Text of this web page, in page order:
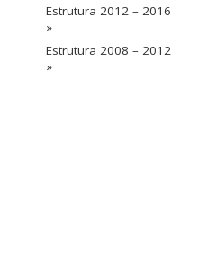
Estrutura 2012 – 2016
»
Estrutura 2008 – 2012
»